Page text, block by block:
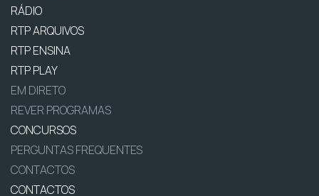
RÁDIO
RTP ARQUIVOS
RTP ENSINA
RTP PLAY
EM DIRETO
REVER PROGRAMAS
CONCURSOS
PERGUNTAS FREQUENTES
CONTACTOS
CONTACTOS